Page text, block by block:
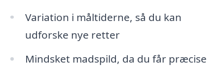
Variation i måltiderne, så du kan
udforske nye retter
Mindsket madspild, da du får præcise